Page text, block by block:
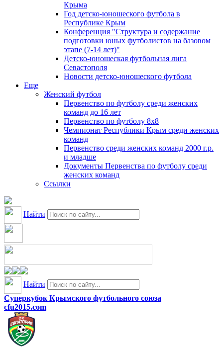
Крыма
Год детско-юношеского футбола в
Республике Крым
Конференция "Структура и содержание
подготовки юных футболистов на базовом
этапе (7-14 лет)"
Детско-юношеская футбольная лига
Севастополя
Новости детско-юношеского футбола
Еще
Женский футбол
Первенство по футболу среди женских
команд до 16 лет
Первенство по футболу 8х8
Чемпионат Республики Крым среди женских
команд
Первенство среди женских команд 2000 г.р.
и младше
Документы Первенства по футболу среди
женских команд
Ссылки
Найти
Найти
Суперкубок Крымского футбольного союза
cfu2015.com